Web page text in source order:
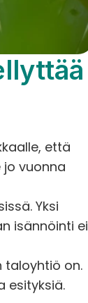
että
vuonna
Yksi
isännöinti ei
taloyhtiö on.
esityksiä.